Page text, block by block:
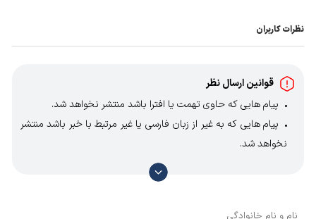
نظرات کاربران
قوانین ارسال نظر
پیام هایی که حاوی تهمت یا افترا باشد منتشر نخواهد شد.
پیام هایی که به غیر از زبان فارسی یا غیر مرتبط با خبر باشد منتشر
نخواهد شد.
با توجه به آن که امکان موافقت یا مخالفت با محتوای نظرات
وجود دارد، معمولا نظراتی که محتوای مشابه دارند، انتشار نمی‌یابند